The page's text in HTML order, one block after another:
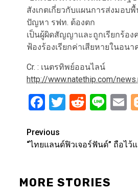
สังเกตเกี่ยวกับแผนการส่งมอ
ปัญหา รฟท. ต้องตก
เป็นผู้ผิดสัญญาและถูกเรียกร้อ
ฟ้องร้องเรียกค่าเสียหายในอนา
Cr. : เนตรทิพย์ออนไลน์
http://www.natethip.com/
Facebook
Twitter
Reddit
Line
Post
navigation
Previous
“ไทยแลนด์ฟิวเจอร์ฟันด์” ถือไว้
MORE STORIES